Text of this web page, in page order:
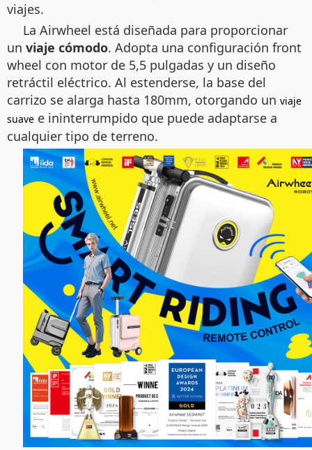
viajes.
La Airwheel está diseñada para proporcionar
un viaje cómodo. Adopta una configuración front
wheel con motor de 5,5 pulgadas y un diseño
retráctil eléctrico. Al estenderse, la base del
carrizo se alarga hasta 180mm, otorgando un viaje
suave e ininterrumpido que puede adaptarse a
cualquier tipo de terreno.